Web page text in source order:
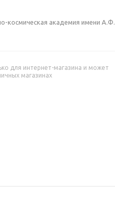
космическая академия имени А.Ф.
для интернет-магазина и может
магазинах